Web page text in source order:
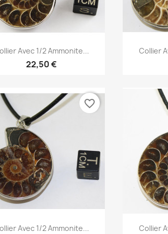
Aperçu rapide
Avec 1/2 Ammonite...
22,50 €

Collier
Aperçu rapide
Avec 1/2 Ammonite...
favorite_border

Collier